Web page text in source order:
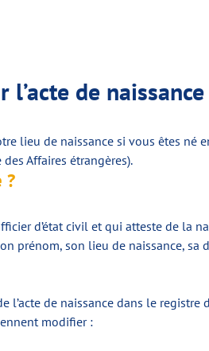
l’acte de naissance
lieu de naissance si vous êtes né
des Affaires étrangères).
?
d’état civil et qui atteste de la
prénom, son lieu de naissance,
de naissance dans le
modifier :